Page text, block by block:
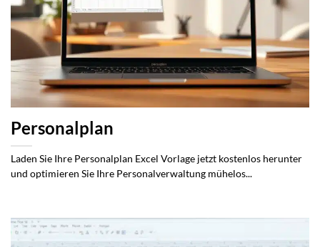
Personalplan
Laden Sie Ihre Personalplan Excel Vorlage jetzt kostenlos herunter
und optimieren Sie Ihre Personalverwaltung mühelos...